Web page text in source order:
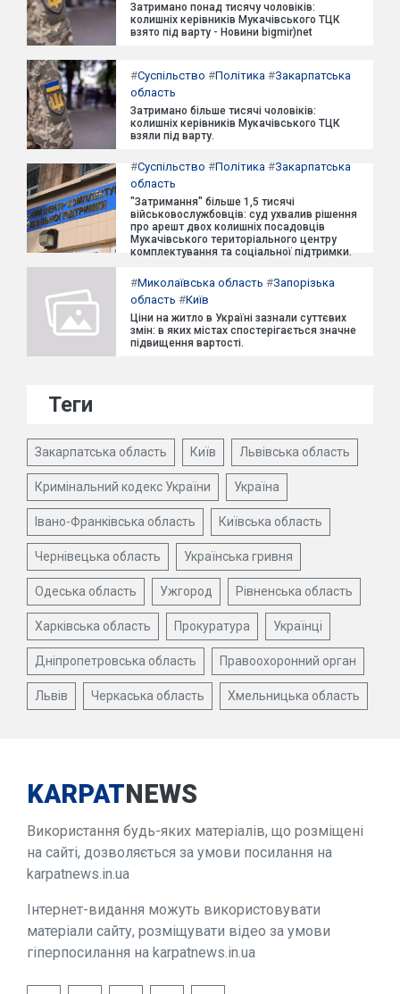
Затримано понад тисячу чоловіків:
колишніх керівників Мукачівського ТЦК
взято під варту - Новини bigmir)net
#Суспільство #Політика #Закарпатська
область
Затримано більше тисячі чоловіків:
колишніх керівників Мукачівського ТЦК
взяли під варту.
#Суспільство #Політика #Закарпатська
область
"Затримання" більше 1,5 тисячі
військовослужбовців: суд ухвалив рішення
про арешт двох колишніх посадовців
Мукачівського територіального центру
комплектування та соціальної підтримки.
#Миколаївська область #Запорізька
область #Київ
Ціни на житло в Україні зазнали суттєвих
змін: в яких містах спостерігається значне
підвищення вартості.
Теги
Закарпатська область Київ Львівська область
Кримінальний кодекс України Україна
Івано-Франківська область Київська область
Чернівецька область Українська гривня
Одеська область Ужгород Рівненська область
Харківська область Прокуратура Українці
Дніпропетровська область Правоохоронний орган
Львів Черкаська область Хмельницька область
KARPATNEWS
Використання будь-яких матеріалів, що розміщені
на сайті, дозволяється за умови посилання на
karpatnews.in.ua
Інтернет-видання можуть використовувати
матеріали сайту, розміщувати відео за умови
гіперпосилання на karpatnews.in.ua